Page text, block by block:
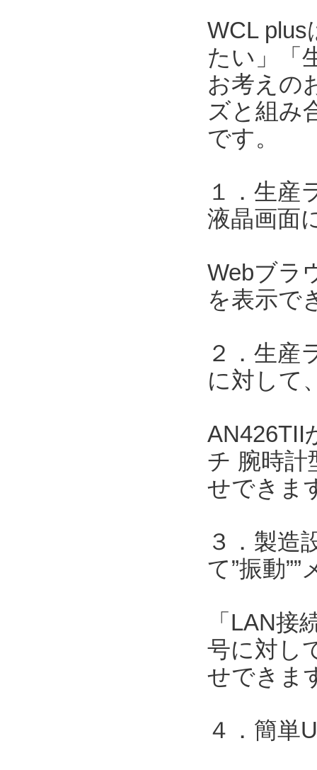
WCL plus
たい」「
お考えの
ズと組み
です。
１．生産
液晶画面
Webブラ
を表示で
２．生産
に対して
AN426TII
チ 腕時計
せできま
３．製造
て”振動
「LAN
号に対し
せできま
４．簡単